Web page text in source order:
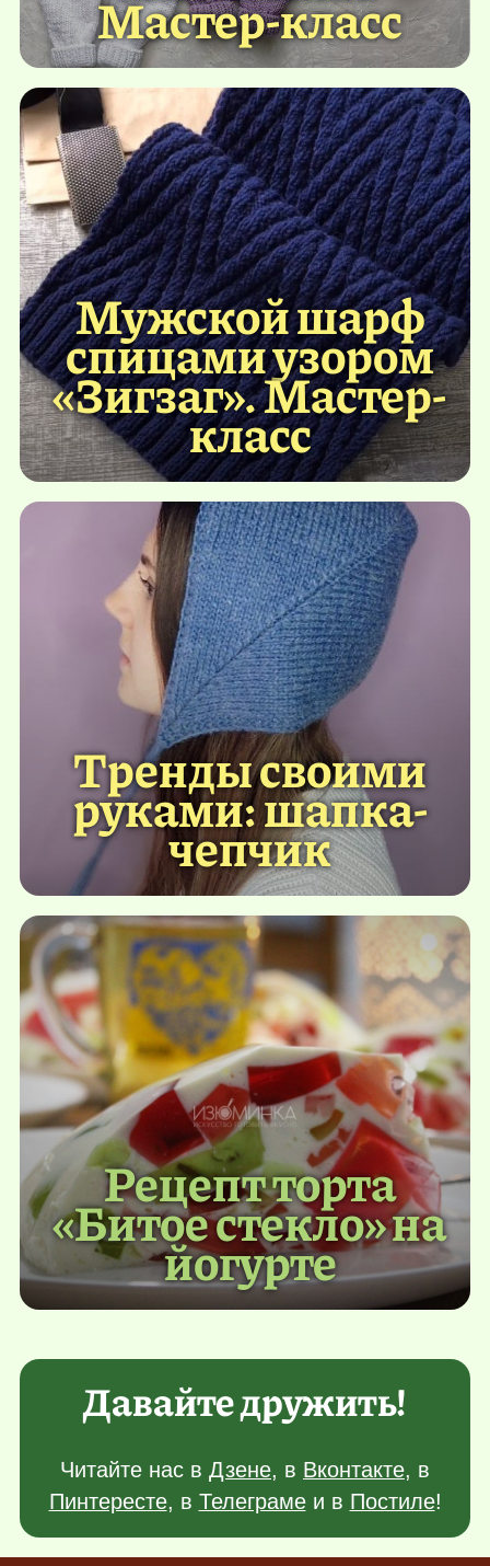
Мастер-класс
Мужской шарф
спицами узором
«Зигзаг». Мастер-
класс
Тренды своими
руками: шапка-
чепчик
Рецепт торта
«Битое стекло» на
йогурте
Давайте дружить!
Читайте нас в Дзене, в Вконтакте, в
Пинтересте, в Телеграмеи в Постиле!